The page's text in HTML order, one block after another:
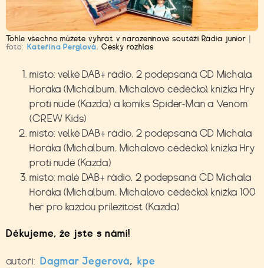
Tohle všechno můžete vyhrát v narozeninové soutěži Rádia junior
foto: Kateřina Perglová,Český rozhlas
místo: velké DAB+ rádio, 2 podepsaná CD Michala
Horáka (Michalbum, Michalovo cédéčko), knížka Hry
proti nudě (Kazda) a komiks Spider-Man a Venom
(CREW Kids)
místo: velké DAB+ rádio, 2 podepsaná CD Michala
Horáka (Michalbum, Michalovo cédéčko), knížka Hry
proti nudě (Kazda)
místo: malé DAB+ rádio, 2 podepsaná CD Michala
Horáka (Michalbum, Michalovo cédéčko), knížka 100
her pro každou příležitost (Kazda)
Děkujeme, že jste s námi!
autoři: Dagmar Jegerová, kpe